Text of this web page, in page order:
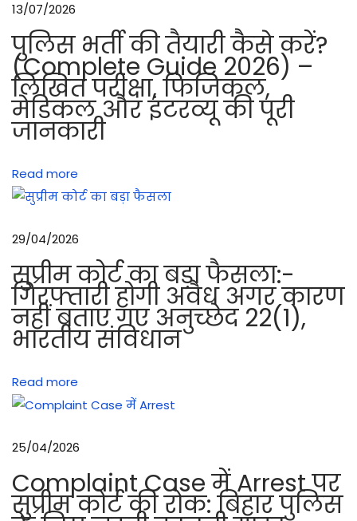
ट्रो
लिं
ग
औ
र
उ
के
टा
औ
र
न
फ
री
धा
दा
ने
ड
,
13/07/2026
पुलिस भर्ती की तैयारी कैसे करें?
(Complete Guide 2026) –
लिखित परीक्षा, फिजिकल,
मेडिकल और इंटरव्यू की पूरी
जानकारी
Read more
29/04/2026
सुप्रीम कोर्ट का बड़ा फैसला:-
गिरफ्तारी होगी अवैध अगर कारण
नहीं बताए गए अनुच्छेद 22(1),
भारतीय संविधान
Read more
25/04/2026
Complaint Case में Arrest पर
सुप्रीम कोर्ट की रोक: बिहार पुलिस